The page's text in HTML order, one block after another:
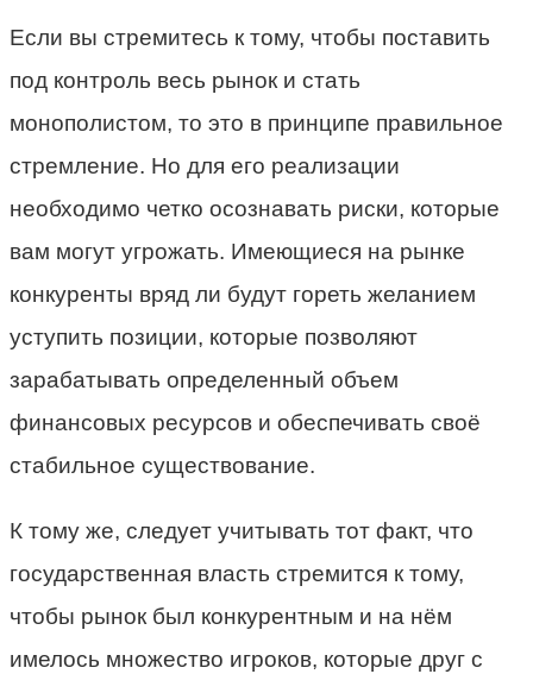
Если вы стремитесь к тому, чтобы поставить
под контроль весь рынок и стать
монополистом, то это в принципе правильное
стремление. Но для его реализации
необходимо четко осознавать риски, которые
вам могут угрожать. Имеющиеся на рынке
конкуренты вряд ли будут гореть желанием
уступить позиции, которые позволяют
зарабатывать определенный объем
финансовых ресурсов и обеспечивать своё
стабильное существование.
К тому же, следует учитывать тот факт, что
государственная власть стремится к тому,
чтобы рынок был конкурентным и на нём
имелось множество игроков, которые друг с